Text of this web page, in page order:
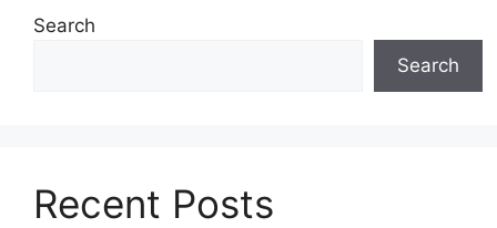
Search
Search
Recent Posts